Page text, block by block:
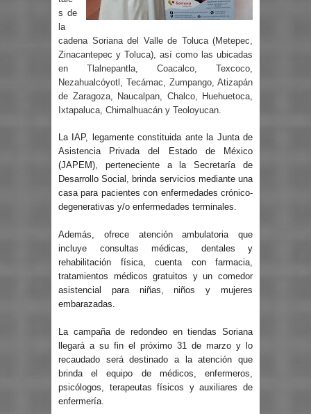
s de
la
cadena Soriana del Valle de Toluca (Metepec,
Zinacantepec y Toluca), así como las ubicadas
en Tlalnepantla, Coacalco, Texcoco,
Nezahualcóyotl, Tecámac, Zumpango, Atizapán
de Zaragoza, Naucalpan, Chalco, Huehuetoca,
Ixtapaluca, Chimalhuacán y Teoloyucan.
La IAP, legamente constituida ante la Junta de
Asistencia Privada del Estado de México
(JAPEM), perteneciente a la Secretaría de
Desarrollo Social, brinda servicios mediante una
casa para pacientes con enfermedades crónico-
degenerativas y/o enfermedades terminales.
Además, ofrece atención ambulatoria que
incluye consultas médicas, dentales y
rehabilitación física, cuenta con farmacia,
tratamientos médicos gratuitos y un comedor
asistencial para niñas, niños y mujeres
embarazadas.
La campaña de redondeo en tiendas Soriana
llegará a su fin el próximo 31 de marzo y lo
recaudado será destinado a la atención que
brinda el equipo de médicos, enfermeros,
psicólogos, terapeutas físicos y auxiliares de
enfermería.